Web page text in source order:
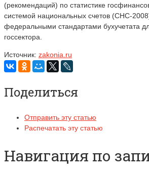
(рекомендаций) по статистике
системой национальных счетов (СНС-
федеральными стандартами бухучетата
госсектора.
Источник: zakonia.ru
Поделиться
Отправить эту статью
Распечатать эту статью
Навигация по